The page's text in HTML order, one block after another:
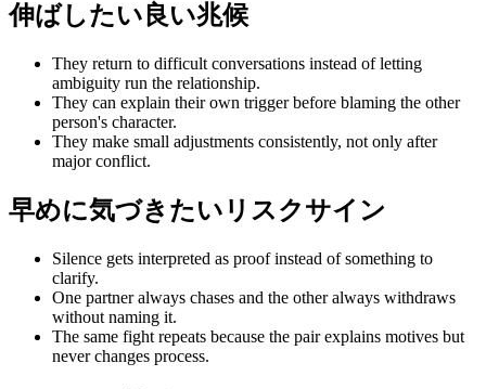
伸ばしたい良い兆候
They return to difficult conversations instead of letting
ambiguity run the relationship.
They can explain their own trigger before blaming the other
person's character.
They make small adjustments consistently, not only after
major conflict.
早めに気づきたいリスクサイン
Silence gets interpreted as proof instead of something to
clarify.
One partner always chases and the other always withdraws
without naming it.
The same fight repeats because the pair explains motives but
never changes process.